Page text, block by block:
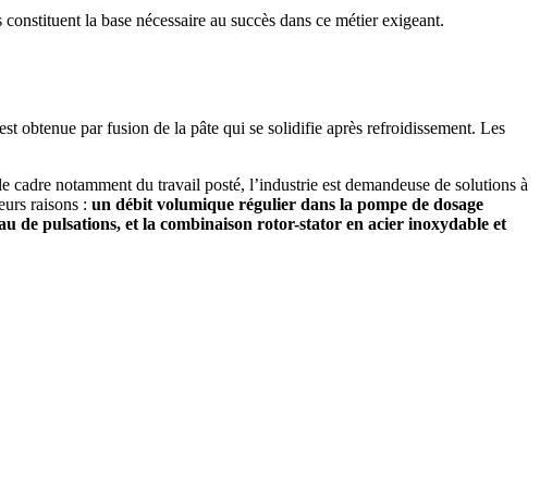
la base nécessaire au succès dans ce métier exigeant.
obtenue par fusion de la pâte qui se solidifie après refroidissement. Les
notamment du travail posté, l’industrie est demandeuse de solutions à
raisons : un débit volumique régulier dans la pompe de dosage
de pulsations, et la combinaison rotor-stator en acier inoxydable et